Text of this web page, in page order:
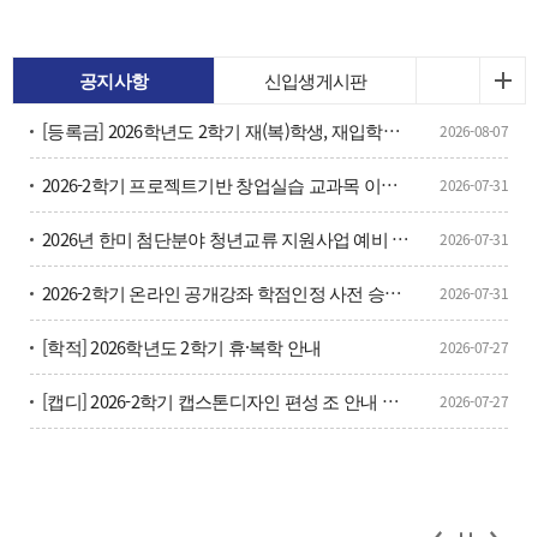
공지사항
신입생게시판
[등록금] 2026학년도 2학기 재(복)학생, 재입학생 등 등록금 납부 안내
2026-08-07
2026-2학기 프로젝트기반 창업실습 교과목 이수구분변경 신청 안내 2026-07-31
2026년 한미 첨단분야 청년교류 지원사업 예비 장학생 선발 안내 2026-07-31
2026-2학기 온라인 공개강좌 학점인정 사전 승인 신청 안내 2026-07-31
[학적] 2026학년도 2학기 휴·복학 안내 2026-07-27
[캡디] 2026-2학기 캡스톤디자인 편성 조 안내 및 캡디 단톡방 안내 2026-07-27